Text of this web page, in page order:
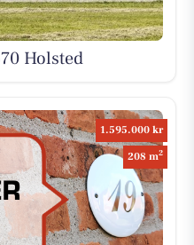
Holsted
1.595.000 kr
208 m2